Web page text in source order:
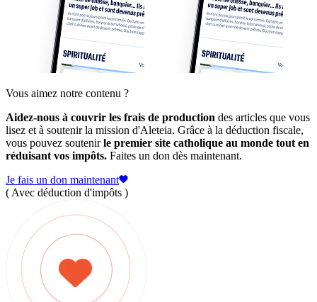
Vous aimez notre contenu ?
Aidez-nous à couvrir les frais de production des articles que vous
lisez et à soutenir la mission d'Aleteia. Grâce à la déduction fiscale,
vous pouvez soutenirle premier site catholique au monde tout en
réduisant vos impôts. Faites un don dès maintenant.
Je fais un don maintenant
( Avec déduction d'impôts )